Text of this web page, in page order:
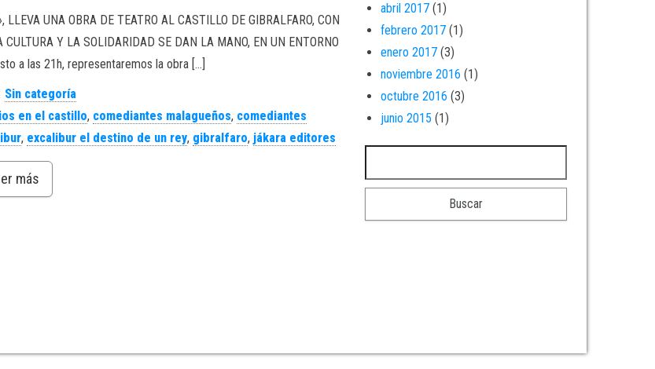
UNA OBRA DE TEATRO AL CASTILLO DE GIBRALFARO, CON
Y LA SOLIDARIDAD SE DAN LA MANO, EN UN ENTORNO
a las 21h, representaremos la obra […]
Sin categoría
en el castillo, comediantes malagueños, comediantes
, excalibur el destino de un rey, gibralfaro, jákara editores
más
abril 2017(1)
febrero 2017(1)
enero 2017(3)
noviembre 2016 (1)
octubre 2016 (3)
junio 2015 (1)